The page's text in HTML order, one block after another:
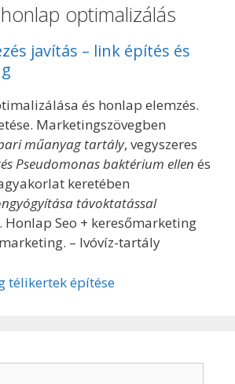
optimalizálás
javítás – link építés és
és honlap elemzés.
Marketingszövegben
műanyag tartály, vegyszeres
Pseudomonas baktérium ellen és
keretében
távoktatással
Honlap Seo + keresőmarketing
– Ivóvíz-tartály
télikertek építése